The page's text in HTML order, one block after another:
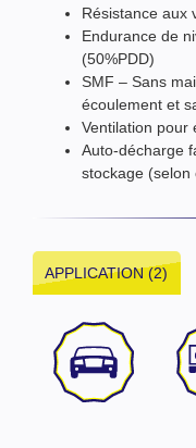
Résistance aux
Endurance de
(50%PDD)
SMF – Sans
écoulement et
Ventilation pour
Auto-décharge
stockage (selon
APPLICATION (2)